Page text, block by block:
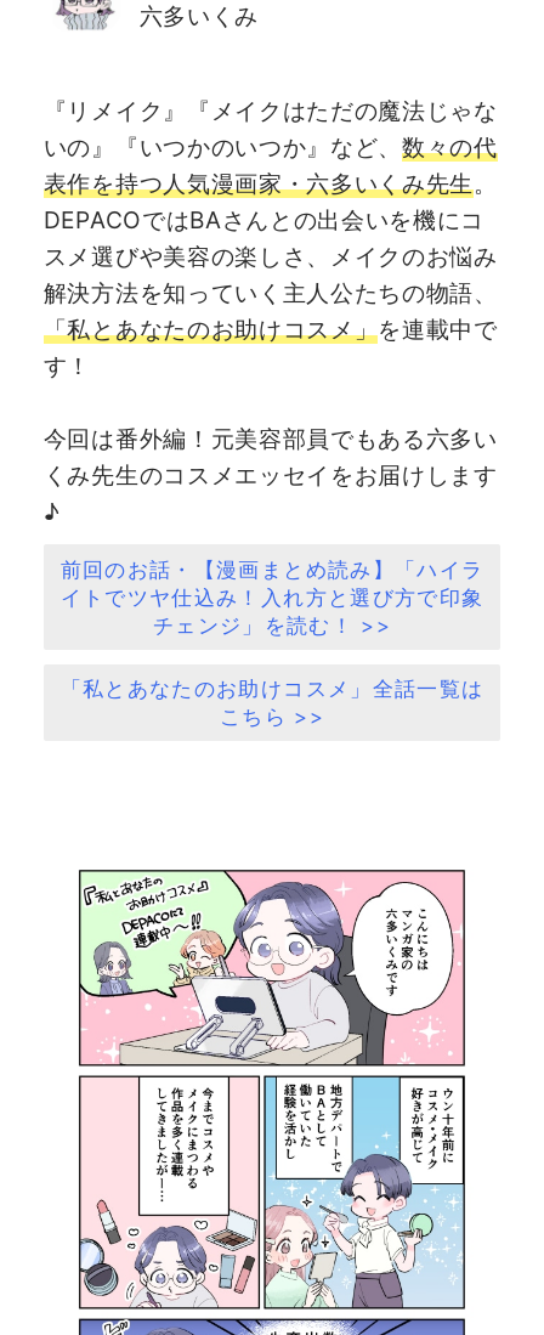
六多いくみ
『リメイク』『メイクはただの魔法じゃな
いの』『いつかのいつか』など、 数々の代
表作を持つ人気漫画家・六多いくみ先生。
DEPACOではBAさんとの出会いを機にコ
スメ選びや美容の楽しさ、メイクのお悩み
解決方法を知っていく主人公たちの物語、
「私とあなたのお助けコスメ」を連載中で
す！
今回は番外編！元美容部員でもある六多い
くみ先生のコスメエッセイをお届けします
♪
前回のお話・【漫画まとめ読み】「ハイラ
イトでツヤ仕込み！入れ方と選び方で印象
チェンジ」を読む！ >>
「私とあなたのお助けコスメ」全話一覧は
こちら >>